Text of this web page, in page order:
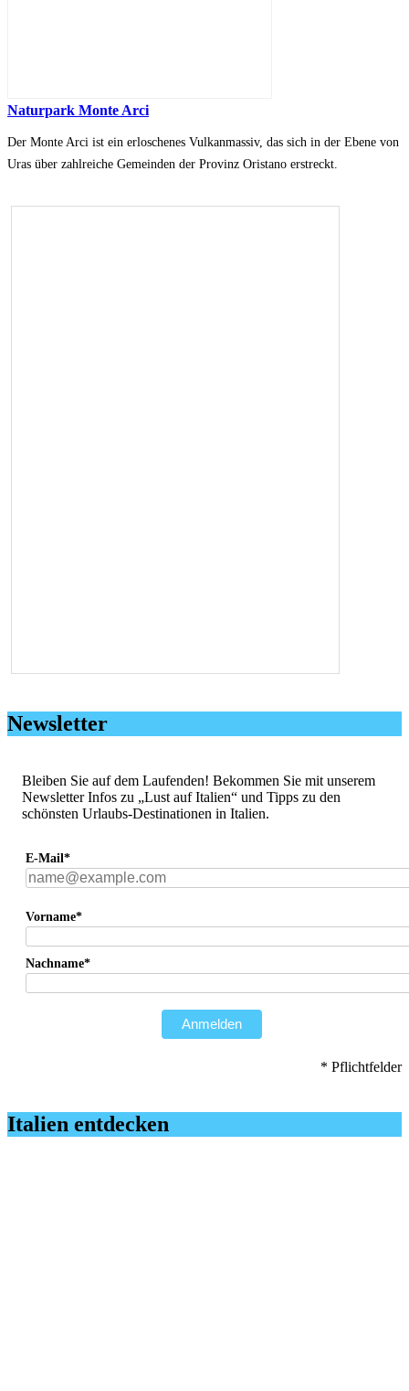
Naturpark Monte Arci
Der Monte Arci ist ein erloschenes Vulkanmassiv, das sich in der Ebene von
Uras über zahlreiche Gemeinden der Provinz Oristano erstreckt.
Newsletter
Bleiben Sie auf dem Laufenden! Bekommen Sie mit unserem
Newsletter Infos zu „Lust auf Italien“ und Tipps zu den
schönsten Urlaubs-Destinationen in Italien.
E-Mail*
Vorname*
Nachname*
Anmelden
* Pflichtfelder
Italien entdecken